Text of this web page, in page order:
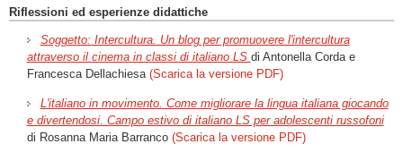
Riflessioni ed esperienze didattiche
Soggetto: Intercultura. Un blog per promuovere l'intercultura
attraverso il cinema in classi di italiano LS di Antonella Corda e
Francesca Dellachiesa (Scarica la versione PDF)
L'italiano in movimento. Come migliorare la lingua italiana giocando
e divertendosi. Campo estivo di italiano LS per adolescenti russofoni
di Rosanna Maria Barranco (Scarica la versione PDF)